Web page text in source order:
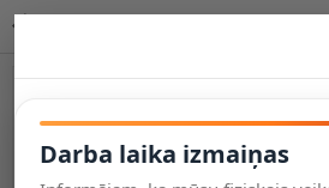
Darba laika izmaiņas